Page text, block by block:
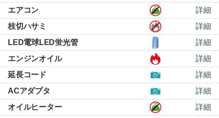
エアコン
詳細
枝切ハサミ
詳細
LED電球LED蛍光管
詳細
エンジンオイル
詳細
延長コード
詳細
ACアダプタ
詳細
オイルヒーター
詳細